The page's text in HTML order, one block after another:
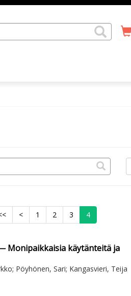
< 1 2 3 4
Monipaikkaisia käytänteitä ja
Pöyhönen, Sari; Kangasvieri, Teija